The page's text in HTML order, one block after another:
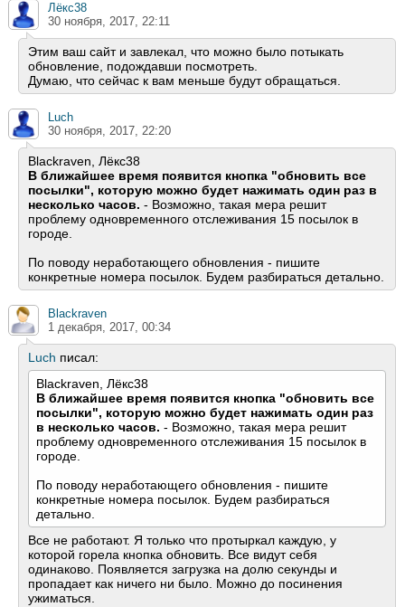
Лёкс38
30 ноября, 2017, 22:11
Этим ваш сайт и завлекал, что можно было потыкать
обновление, подождавши посмотреть.
Думаю, что сейчас к вам меньше будут обращаться.
Luch
30 ноября, 2017, 22:20
Blackraven, Лёкс38
В ближайшее время появится кнопка "обновить все
посылки", которую можно будет нажимать один раз в
несколько часов. - Возможно, такая мера решит
проблему одновременного отслеживания 15 посылок в
городе.
По поводу неработающего обновления - пишите
конкретные номера посылок. Будем разбираться детально.
Blackraven
1 декабря, 2017, 00:34
Luch писал:
Blackraven, Лёкс38
В ближайшее время появится кнопка "обновить все
посылки", которую можно будет нажимать один раз
в несколько часов. - Возможно, такая мера решит
проблему одновременного отслеживания 15 посылок в
городе.
По поводу неработающего обновления - пишите
конкретные номера посылок. Будем разбираться
детально.
Все не работают. Я только что протыркал каждую, у
которой горела кнопка обновить. Все видут себя
одинаково. Появляется загрузка на долю секунды и
пропадает как ничего ни было. Можно до посинения
ужиматься.